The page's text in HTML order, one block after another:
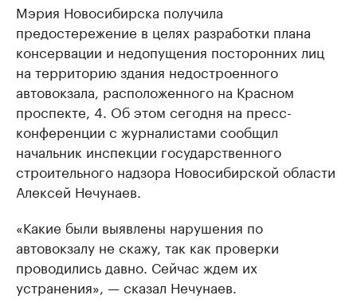
Мэрия Новосибирска получила
предостережение в целях разработки плана
консервации и недопущения посторонних лиц
на территорию здания недостроенного
автовокзала, расположенного на Красном
проспекте, 4. Об этом сегодня на пресс-
конференции с журналистами сообщил
начальник инспекции государственного
строительного надзора Новосибирской области
Алексей Нечунаев.
«Какие были выявлены нарушения по
автовокзалу не скажу, так как проверки
проводились давно. Сейчас ждем их
устранения», — сказал Нечунаев.